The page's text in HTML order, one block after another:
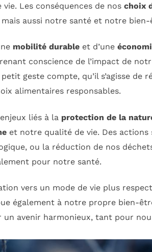
vie. Les conséquences de nos choix
mais aussi notre santé et notre bien-
mobilité durable et d’une
conscience de l’impact de
petit geste compte, qu’il s’agisse
alimentaires responsables.
liés à la protection de la
et notre qualité de vie. Des
ou la réduction de nos
pour notre santé.
vers un mode de vie plus
également à notre propre bien-
un avenir harmonieux, tant pour